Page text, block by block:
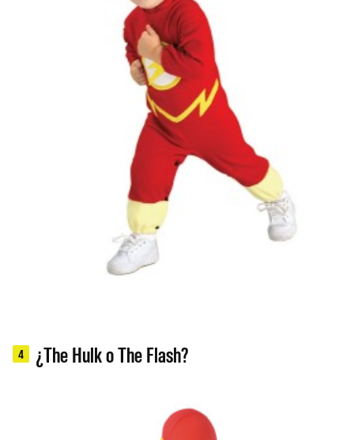
4 ¿The Hulk o The Flash?